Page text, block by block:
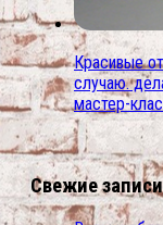
Красивые
случаю.
мастер-
Свежие записи